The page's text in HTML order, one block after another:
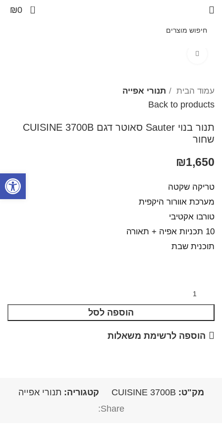
0
₪0
עמוד הבית תנורי אפייה
Back to products
תנור בנוי Sauter סאוטר דגם CUISINE 3700B
שחור
₪1,650
טריקה שקטה
מערכת אוורור היקפית
טורבו אקטיבי
10 תכניות אפיה + תאורה
תוכנית שבת
הוספה לסל
הוספה לרשימת משאלות
מק"ט: CUISINE 3700B קטגוריה: תנורי אפייה
Share:
פתח